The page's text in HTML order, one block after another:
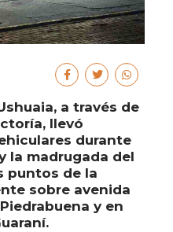
a través de
llevó
durante
la madrugada del
puntos de la
sobre avenida
y en